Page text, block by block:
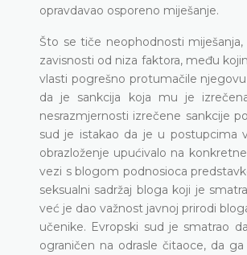
opravdavao osporeno miješanje.
Što se tiče neophodnosti
zavisnosti od niza faktora, među
vlasti pogrešno protumačile
da je sankcija koja mu je
nesrazmjernosti izrečene sankcije
sud je istakao da je u postupcima
obrazloženje upućivalo na
vezi s blogom podnosioca
seksualni sadržaj bloga koji je
već je dao važnost javnoj prirodi
učenike. Evropski sud je smatrao
ograničen na odrasle čitaoce, da